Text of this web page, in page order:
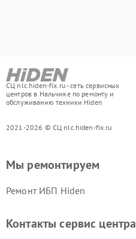
СЦ nlc.hiden-fix.ru - сеть сервисных
центров в Нальчике по ремонту и
обслуживанию техники Hiden
2021-2026 © СЦ nlc.hiden-fix.ru
Мы ремонтируем
Ремонт ИБП Hiden
Контакты сервис центра